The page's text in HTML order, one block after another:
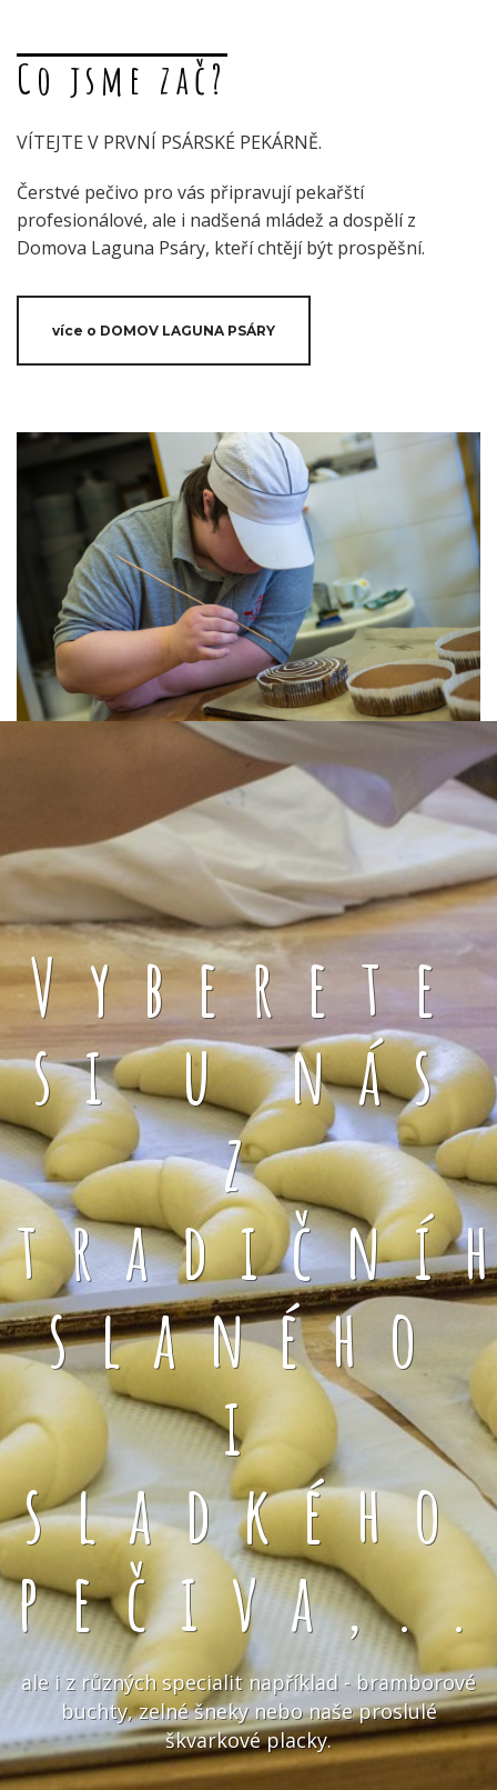
Co jsme zač?
VÍTEJTE V PRVNÍ PSÁRSKÉ PEKÁRNĚ.
Čerstvé pečivo pro vás připravují pekařští
profesionálové, ale i nadšená mládež a dospělí z
Domova Laguna Psáry, kteří chtějí být prospěšní.
více o DOMOV LAGUNA PSÁRY
Vyberete
si u nás
z
slaného
i
sladkého
ale i z různých specialit například - bramborové
buchty, zelné šneky nebo naše proslulé
škvarkové placky.